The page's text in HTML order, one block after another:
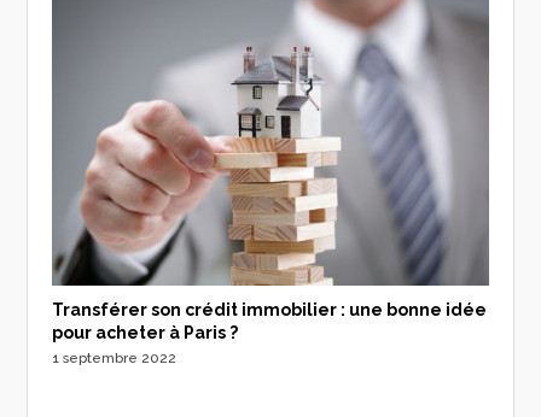
Transférer son crédit immobilier : une bonne idée
pour acheter à Paris ?
1 septembre 2022